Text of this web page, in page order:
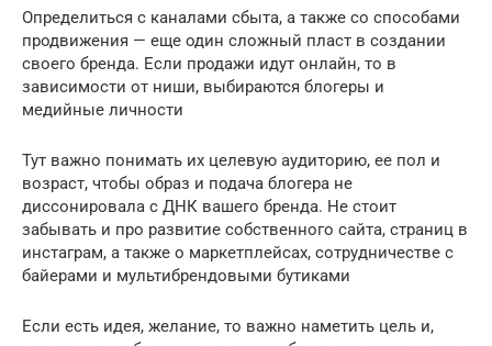
Определиться с каналами сбыта, а также со способами
продвижения — еще один сложный пласт в создании
своего бренда. Если продажи идут онлайн, то в
зависимости от ниши, выбираются блогеры и
медийные личности
Тут важно понимать их целевую аудиторию, ее пол и
возраст, чтобы образ и подача блогера не
диссонировала с ДНК вашего бренда. Не стоит
забывать и про развитие собственного сайта, страниц в
инстаграм, а также о маркетплейсах, сотрудничестве с
байерами и мультибрендовыми бутиками
Если есть идея, желание, то важно наметить цель и,